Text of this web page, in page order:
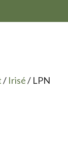
/ Irisé/ LPN